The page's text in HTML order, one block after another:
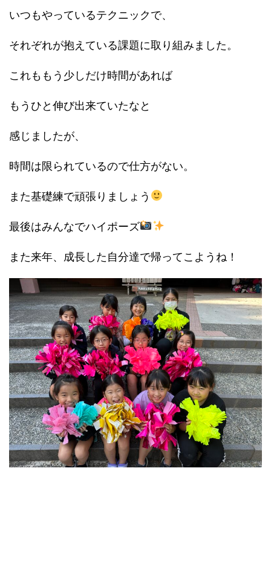
いつもやっているテクニックで、
それぞれが抱えている課題に取り組みました。
これももう少しだけ時間があれば
もうひと伸び出来ていたなと
感じましたが、
時間は限られているので仕方がない。
また基礎練で頑張りましょう
最後はみんなでハイポーズ
また来年、成長した自分達で帰ってこようね！